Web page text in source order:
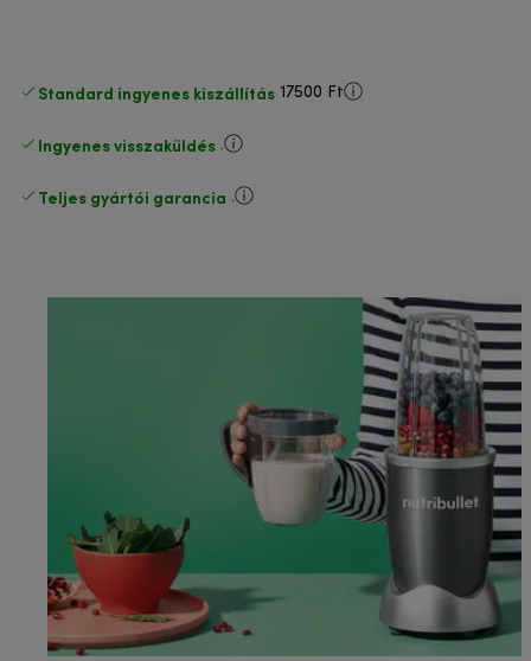
Standard ingyenes kiszállítás 17500 Ft
Ingyenes visszaküldés .
Teljes gyártói garancia .